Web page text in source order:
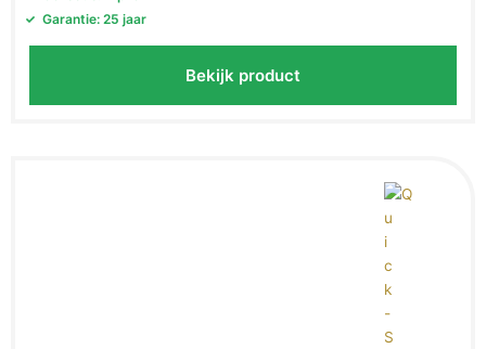
Garantie: 25 jaar
Bekijk product